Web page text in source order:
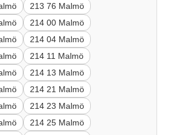
213 76 Malmö
214 00 Malmö
214 04 Malmö
214 11 Malmö
214 13 Malmö
214 21 Malmö
214 23 Malmö
214 25 Malmö